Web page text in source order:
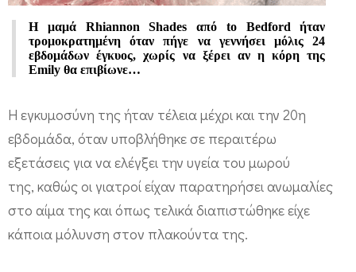
ή
ε
4
5
0
γ
ρ
Η μαμά Rhiannon Shades από to Bedford ήταν
τρομοκρατημένη όταν πήγε να γεννήσει μόλις 24
εβδομάδων έγκυος, χωρίς να ξέρει αν η κόρη της
Emily θα επιβίωνε…
Η εγκυμοσύνη της ήταν τέλεια μέχρι και την 20η
εβδομάδα, όταν υποβλήθηκε σε περαιτέρω
εξετάσεις για να ελέγξει την υγεία του μωρού
της, καθώς οι γιατροί είχαν παρατηρήσει ανωμαλίες
στο αίμα της και όπως τελικά διαπιστώθηκε είχε
κάποια μόλυνση στον πλακούντα της.